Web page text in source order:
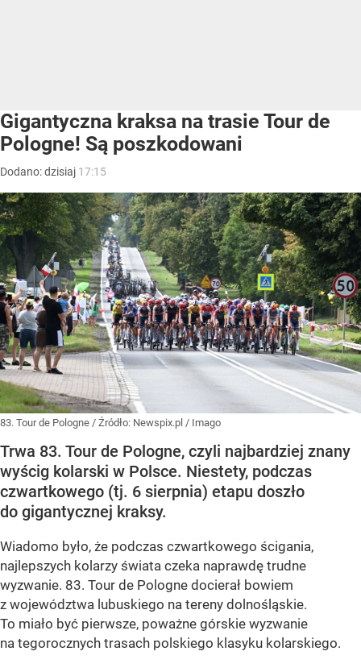
Gigantyczna kraksa na trasie Tour de
Pologne! Są poszkodowani
Dodano:dzisiaj 17:15
83. Tour de Pologne / Źródło: Newspix.pl / Imago
Trwa 83. Tour de Pologne, czyli najbardziej znany
wyścig kolarski w Polsce. Niestety, podczas
czwartkowego (tj. 6 sierpnia) etapu doszło
do gigantycznej kraksy.
Wiadomo było, że podczas czwartkowego ścigania,
najlepszych kolarzy świata czeka naprawdę trudne
wyzwanie. 83. Tour de Pologne docierał bowiem
z województwa lubuskiego na tereny dolnośląskie.
To miało być pierwsze, poważne górskie wyzwanie
na tegorocznych trasach polskiego klasyku kolarskiego.